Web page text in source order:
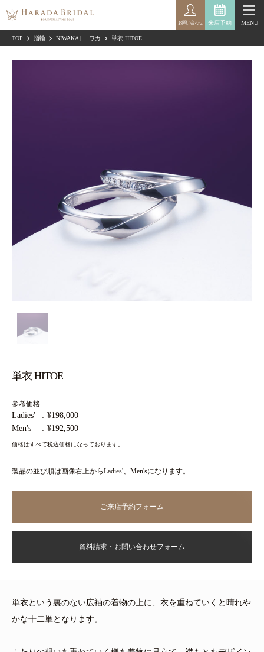
来店予約
お問い合わせ MENU
TOP 指輪 NIWAKA | ニワカ 単衣 HITOE
単衣 HITOE
参考価格
Ladies'
¥198,000
Men's
¥192,500
価格はすべて税込価格になっております。
製品の並び順は画像右上からLadies'、Men'sになります。
ご来店予約フォーム
資料請求・お問い合わせフォーム
単衣という裏のない広袖の着物の上に、衣を重ねていくと晴れや
かな十二単となります。